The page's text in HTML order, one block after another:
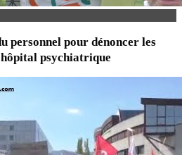
personnel pour dénoncer les
psychiatrique